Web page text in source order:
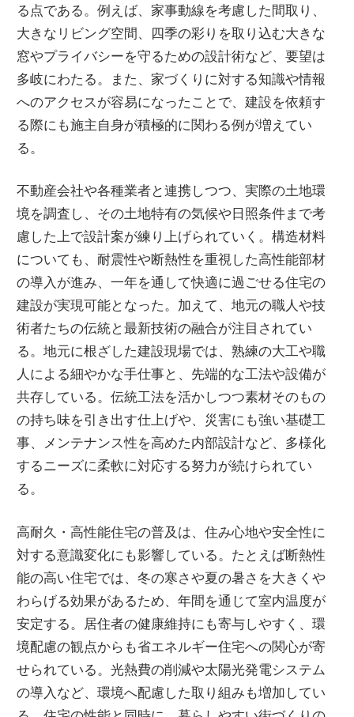
る点である。例えば、家事動線を考慮した間取り、
大きなリビング空間、四季の彩りを取り込む大きな
窓やプライバシーを守るための設計術など、要望は
多岐にわたる。また、家づくりに対する知識や情報
へのアクセスが容易になったことで、建設を依頼す
る際にも施主自身が積極的に関わる例が増えてい
る。
不動産会社や各種業者と連携しつつ、実際の土地環
境を調査し、その土地特有の気候や日照条件まで考
慮した上で設計案が練り上げられていく。構造材料
についても、耐震性や断熱性を重視した高性能部材
の導入が進み、一年を通して快適に過ごせる住宅の
建設が実現可能となった。加えて、地元の職人や技
術者たちの伝統と最新技術の融合が注目されてい
る。地元に根ざした建設現場では、熟練の大工や職
人による細やかな手仕事と、先端的な工法や設備が
共存している。伝統工法を活かしつつ素材そのもの
の持ち味を引き出す仕上げや、災害にも強い基礎工
事、メンテナンス性を高めた内部設計など、多様化
するニーズに柔軟に対応する努力が続けられてい
る。
高耐久・高性能住宅の普及は、住み心地や安全性に
対する意識変化にも影響している。たとえば断熱性
能の高い住宅では、冬の寒さや夏の暑さを大きくや
わらげる効果があるため、年間を通じて室内温度が
安定する。居住者の健康維持にも寄与しやすく、環
境配慮の観点からも省エネルギー住宅への関心が寄
せられている。光熱費の削減や太陽光発電システム
の導入など、環境へ配慮した取り組みも増加してい